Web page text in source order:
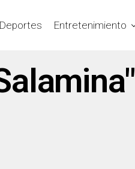
Deportes Entretenimiento